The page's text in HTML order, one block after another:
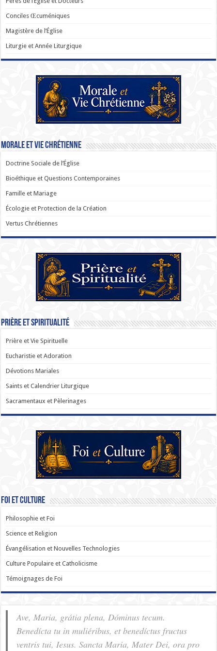
Conciles Œcuméniques
Magistère de l’Église
Liturgie et Année Liturgique
Morale et Vie Chrétienne
Doctrine Sociale de l’Église
Bioéthique et Questions Contemporaines
Famille et Mariage
Écologie et Protection de la Création
Vertus Chrétiennes
Prière et Spiritualité
Prière et Vie Spirituelle
Eucharistie et Adoration
Dévotions Mariales
Saints et Calendrier Liturgique
Sacramentaux et Pèlerinages
Foi et Culture
Philosophie et Foi
Science et Religion
Évangélisation et Nouvelles Technologies
Culture Populaire et Catholicisme
Témoignages de Foi
Ave, Maria, grátia plena, Dóminus tecum.
Benedícta tu in muliéribus, et benedíctus fructus
ventris tui, Iesus. Sancta Maria, Mater Dei, ora pro